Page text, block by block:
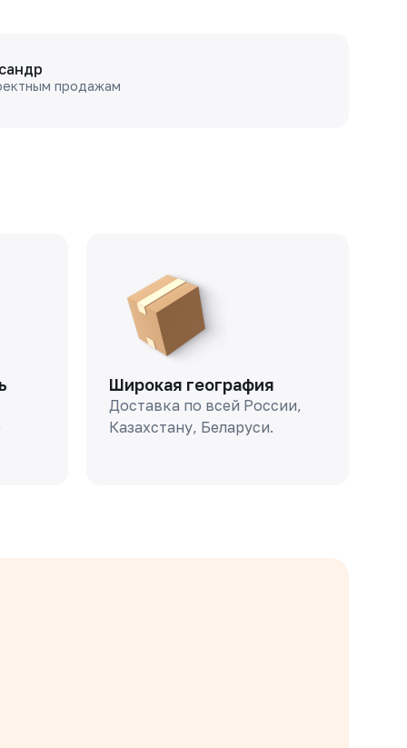
продажам
Широкая география
Доставка по всей России,
Казахстану, Беларуси.